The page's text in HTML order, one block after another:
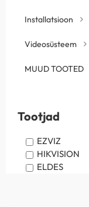
Installatsioon
Videosüsteem
MUUD TOOTED
Tootjad
EZVIZ
HIKVISION
ELDES